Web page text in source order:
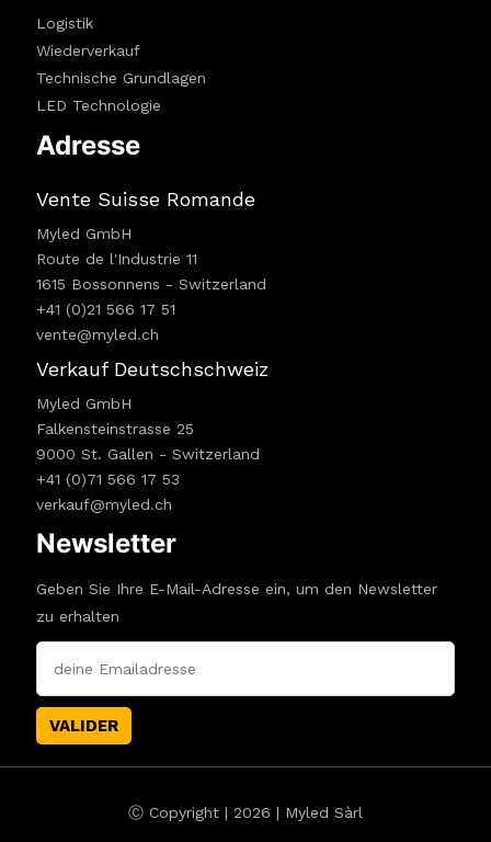
Logistik
Wiederverkauf
Technische Grundlagen
LED Technologie
Adresse
Vente Suisse Romande
Myled GmbH
Route de l'Industrie 11
1615 Bossonnens - Switzerland
+41 (0)21 566 17 51
vente@myled.ch
Verkauf Deutschschweiz
Myled GmbH
Falkensteinstrasse 25
9000 St. Gallen - Switzerland
+41 (0)71 566 17 53
verkauf@myled.ch
Newsletter
Geben Sie Ihre E-Mail-Adresse ein, um den Newsletter
zu erhalten
VALIDER
Ⓒ Copyright | 2026 | Myled Sàrl